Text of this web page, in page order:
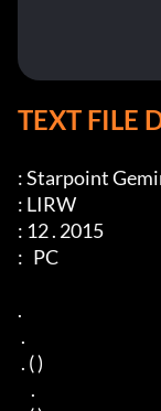
TEXT FILE
: Starpoint
: LIRW
: 12 . 2015
:   PC
.